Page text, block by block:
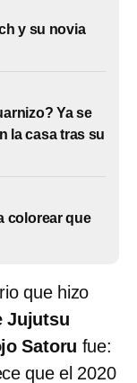
y su novia
Ya se
la casa tras su
colorear que
que hizo
Jujutsu
Satoru fue:
que el 2020